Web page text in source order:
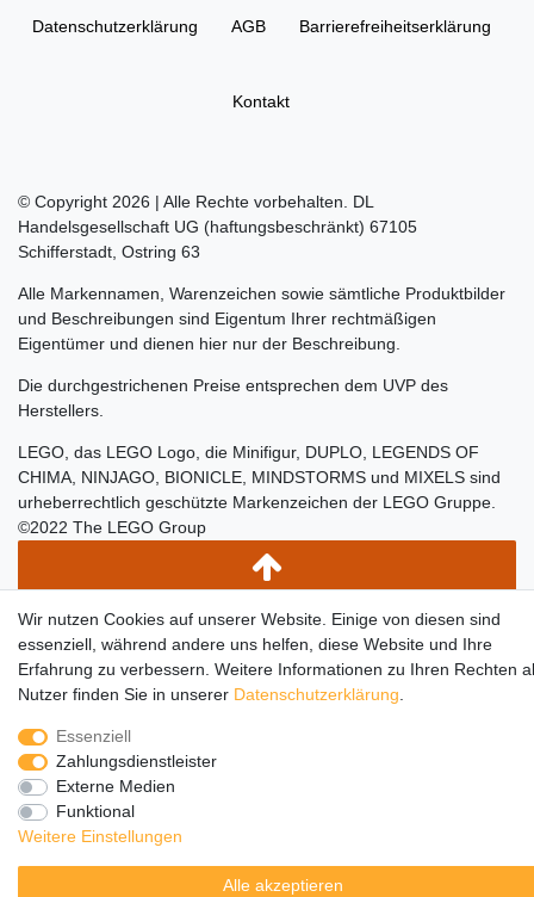
Daten­schutz­erklärung AGB Barrierefreiheitserklärung
Kontakt
© Copyright 2026 | Alle Rechte vorbehalten. DL
Handelsgesellschaft UG (haftungsbeschränkt) 67105
Schifferstadt, Ostring 63
Alle Markennamen, Warenzeichen sowie sämtliche Produktbilder
und Beschreibungen sind Eigentum Ihrer rechtmäßigen
Eigentümer und dienen hier nur der Beschreibung.
Die durchgestrichenen Preise entsprechen dem UVP des
Herstellers.
LEGO, das LEGO Logo, die Minifigur, DUPLO, LEGENDS OF
CHIMA, NINJAGO, BIONICLE, MINDSTORMS und MIXELS sind
urheberrechtlich geschützte Markenzeichen der LEGO Gruppe.
©2022 The LEGO Group
Wir nutzen Cookies auf unserer Website. Einige von diesen sind
essenziell, während andere uns helfen, diese Website und Ihre
Erfahrung zu verbessern. Weitere Informationen zu Ihren Rechten
Nutzer finden Sie in unserer Daten­schutz­erklärung
Essenziell
Zahlungsdienstleister
Externe Medien
Funktional
Weitere Einstellungen
Alle akzeptieren